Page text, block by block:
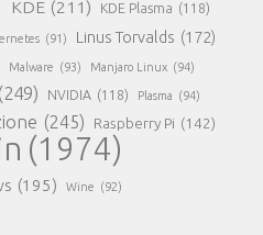
KDE (211) KDE Plasma (118)
(91) Linus Torvalds (172)
Malware (93) Manjaro Linux (94)
(249) NVIDIA (118) Plasma (94)
(245) Raspberry Pi (142)
(1974)
(195) Wine (92)